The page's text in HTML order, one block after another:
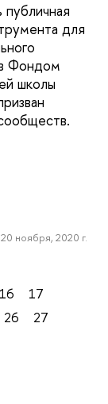
для
Фондом
школы
20 ноября, 2020 г.
16
17
26
27